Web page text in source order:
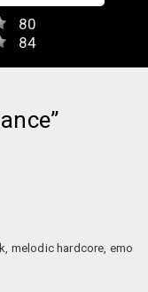
80
84
melodic hardcore, emo